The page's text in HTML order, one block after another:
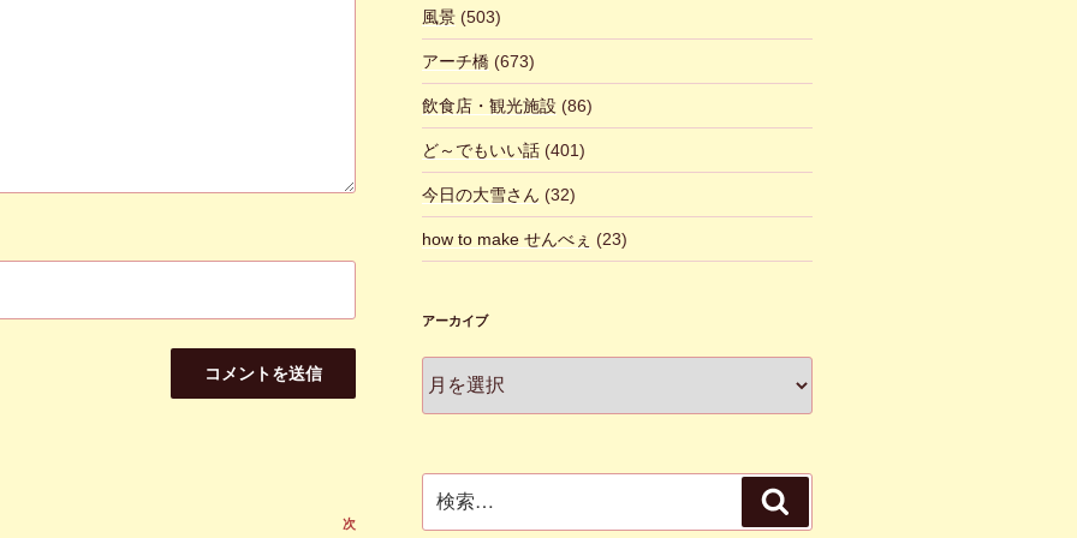
次
次
風景(503)
アーチ橋(673)
飲食店・観光施設 (86)
ど～でもいい話(401)
今日の大雪さん (32)
how to make せんべぇ (23)
アーカイブ
ー
ブ
索:
索